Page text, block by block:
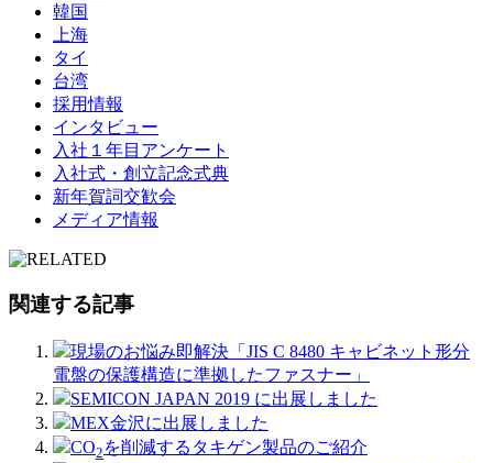
韓国
上海
タイ
台湾
採用情報
インタビュー
入社１年目アンケート
入社式・創立記念式典
新年賀詞交歓会
メディア情報
関連する記事
現場のお悩み即解決「JIS C 8480 キャビネット形分
電盤の保護構造に準拠したファスナー」
SEMICON JAPAN 2019 に出展しました
MEX金沢に出展しました
CO2 を削減するタキゲン製品のご紹介